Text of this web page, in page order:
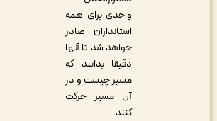
واحدی برای همه
استانداران صادر
خواهد شد تا آنها
دقیقا بدانند که
مسیر چیست و در
آن مسیر حرکت